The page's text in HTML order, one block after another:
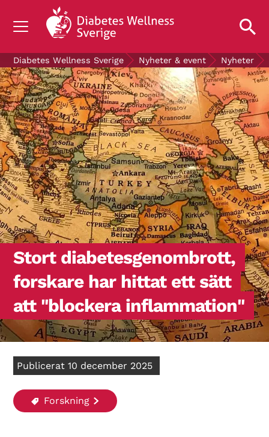
OM DIABETES
STÖD OSS
FORSKNING
NYHETER & EVENT
OM OSS
GRATIS DIABETESPRODUKTER
Blodsockerkollen
Diabetes Wellness Sverige Nyheter & event Nyheter
Stort diabetesgenombrott,
forskare har hittat ett sätt
att "blockera inflammation"
Publicerat 10 december 2025
Forskning